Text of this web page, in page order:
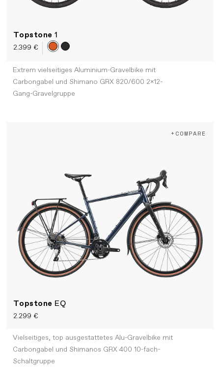
Topstone1
2.399 €
Extrem vielseitiges Aluminium-Gravelbike mit
Carbongabel und Shimano GRX 820/600 2x12-
Gang-Gravelgruppe
Topstone EQ
2.299 €
+COMPARE
Vielseitiges, top ausgestattetes Alu-Gravelbike mit
Carbongabel und Shimanos GRX 400 10-fach-
Schaltgruppe